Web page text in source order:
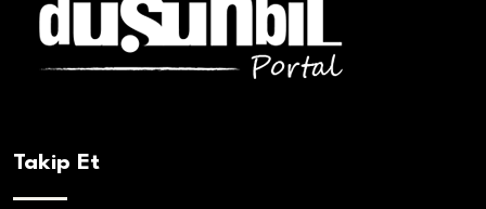
Takip Et